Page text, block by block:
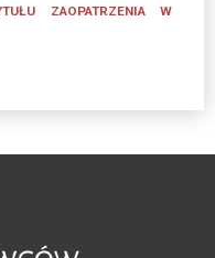
ZAOPATRZENIA W